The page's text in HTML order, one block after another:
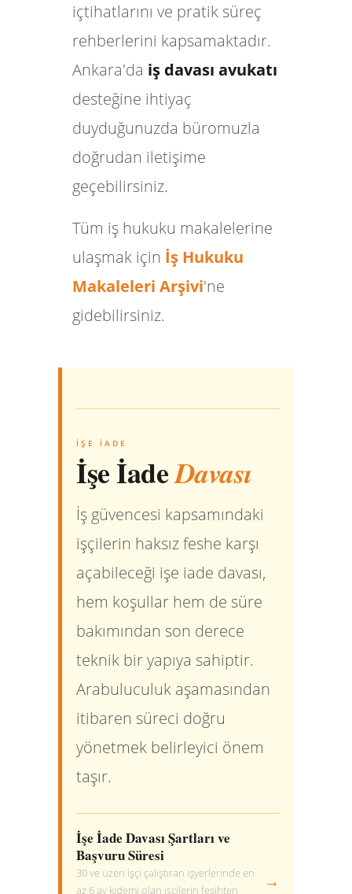
içtihatlarını ve pratik süreç
rehberlerini kapsamaktadır.
Ankara'da iş davası avukatı
desteğine ihtiyaç
duyduğunuzda büromuzla
doğrudan iletişime
geçebilirsiniz.
Tüm iş hukuku makalelerine
ulaşmak için İş Hukuku
Makaleleri Arşivi'ne
gidebilirsiniz.
İŞE İADE
İşe İadeDavası
İş güvencesi kapsamındaki
işçilerin haksız feshe karşı
açabileceği işe iade davası,
hem koşullar hem de süre
bakımından son derece
teknik bir yapıya sahiptir.
Arabuluculuk aşamasından
itibaren süreci doğru
yönetmek belirleyici önem
taşır.
İşe İade Davası Şartları ve
Başvuru Süresi
30 ve üzeri işçi çalıştıran işyerlerinde en
az 6 ay kıdemi olan işçilerin fesihten
→